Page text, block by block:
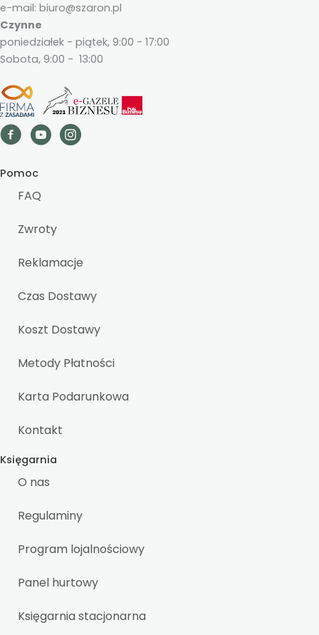
e-mail: biuro@szaron.pl
Czynne
poniedziałek - piątek, 9:00 - 17:00
Sobota, 9:00 - 13:00
Pomoc
FAQ
Zwroty
Reklamacje
Czas Dostawy
Koszt Dostawy
Metody Płatności
Karta Podarunkowa
Kontakt
Księgarnia
O nas
Regulaminy
Program lojalnościowy
Panel hurtowy
Księgarnia stacjonarna